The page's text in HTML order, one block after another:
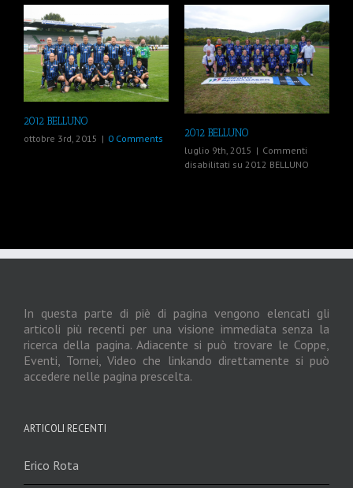
2012 BELLUNO
ottobre 3rd, 2015 | 0 Comments
2012 BELLUNO
luglio 9th, 2015 | Commenti
disabilitati su 2012 BELLUNO
In questa parte di piè di pagina vengono elencati gli
articoli più recenti per una visione immediata senza la
ricerca della pagina. Adiacente si può trovare le Coppe,
Eventi, Tornei, Video che linkando direttamente si può
accedere nelle pagina prescelta.
ARTICOLI RECENTI
Erico Rota